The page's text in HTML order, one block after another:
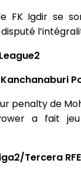
FK Igdir se
penalty de
a fait
Tercera